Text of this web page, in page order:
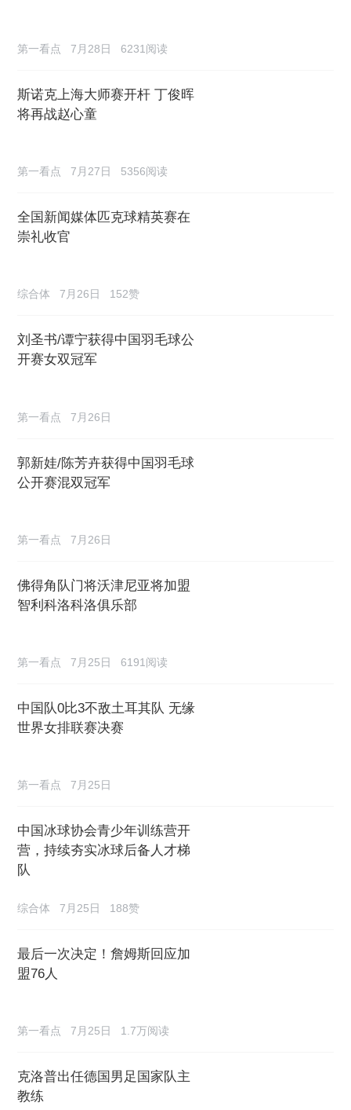
第一看点 7月28日 6231阅读
斯诺克上海大师赛开杆 丁俊晖
将再战赵心童
第一看点 7月27日 5356阅读
全国新闻媒体匹克球精英赛在
崇礼收官
综合体 7月26日 152赞
刘圣书/谭宁获得中国羽毛球公
开赛女双冠军
第一看点 7月26日
郭新娃/陈芳卉获得中国羽毛球
公开赛混双冠军
第一看点 7月26日
佛得角队门将沃津尼亚将加盟
智利科洛科洛俱乐部
第一看点 7月25日 6191阅读
中国队0比3不敌土耳其队 无缘
世界女排联赛决赛
第一看点 7月25日
中国冰球协会青少年训练营开
营，持续夯实冰球后备人才梯
队
综合体 7月25日 188赞
最后一次决定！詹姆斯回应加
盟76人
第一看点 7月25日 1.7万阅读
克洛普出任德国男足国家队主
教练